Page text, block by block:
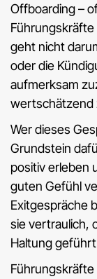
Offboarding –
geht nicht
oder die
aufmerksam
wertschätzend
Wer dieses
Grundstein
positiv erleben
guten Gefühl
Exitgespräche
sie vertraulich,
Haltung